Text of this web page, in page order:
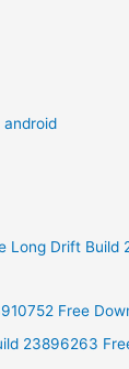
android
Long Drift Build
Free
23896263